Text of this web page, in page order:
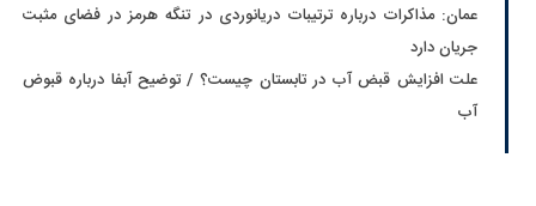
عمان: مذاکرات درباره ترتیبات دریانوردی در تنگه هرمز در فضای مثبت
جریان دارد
علت افزایش قبض آب در تابستان چیست؟ / توضیح آبفا درباره قبوض
آب